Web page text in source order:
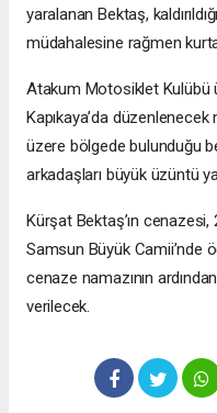
yaralanan Bektaş,
müdahalesine rağmen
Atakum Motosiklet Kulübü
Kapıkaya’da
üzere bölgede bulunduğu
arkadaşları büyük üzüntü
Kürşat Bektaş’ın
Samsun Büyük Camii’nde
cenaze namazının
verilecek.